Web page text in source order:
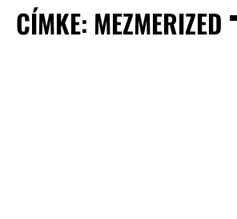
CÍMKE: MEZMERIZED